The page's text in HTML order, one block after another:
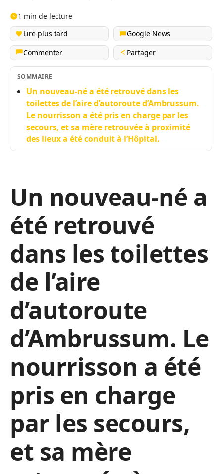
1 min de lecture
Lire plus tard
Google News
Commenter
Partager
SOMMAIRE
Un nouveau-né a été retrouvé dans les
toilettes de l’aire d’autoroute d’Ambrussum.
Le nourrisson a été pris en charge par les
secours, et sa mère retrouvée à proximité
des lieux a été conduit à l’Hôpital.
Un nouveau-né a
été retrouvé
dans les toilettes
de l’aire
d’autoroute
d’Ambrussum. Le
nourrisson a été
pris en charge
par les secours,
et sa mère